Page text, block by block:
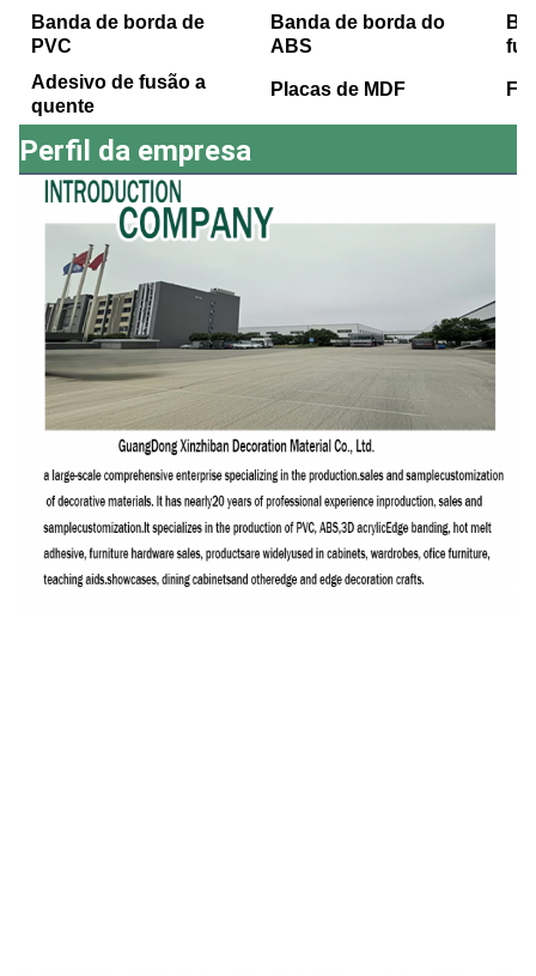
Banda de borda de
PVC
Banda de borda do
ABS
Adesivo de fusão a
quente
Placas de MDF
Perfil da empresa